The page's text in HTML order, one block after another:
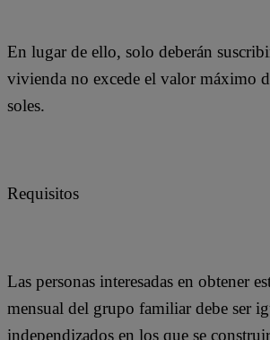
En lugar de ello, solo deberán
vivienda no excede el valor máximo
soles.
Requisitos
Las personas interesadas en obtener
mensual del grupo familiar debe ser
independizados en los que se